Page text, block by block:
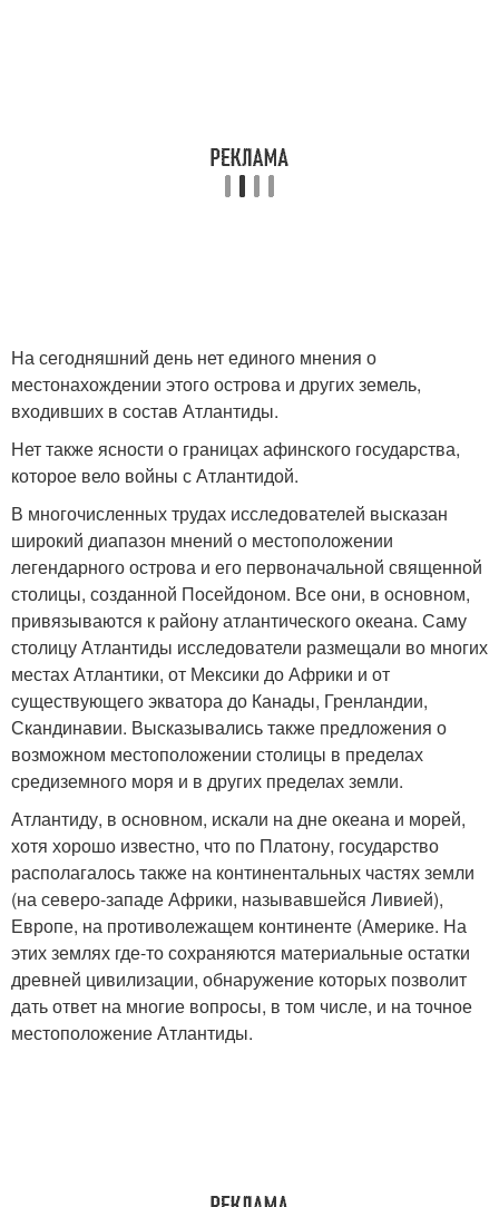
На сегодняшний день нет единого мнения о
местонахождении этого острова и других земель,
входивших в состав Атлантиды.
Нет также ясности о границах афинского государства,
которое вело войны с Атлантидой.
В многочисленных трудах исследователей высказан
широкий диапазон мнений о местоположении
легендарного острова и его первоначальной священной
столицы, созданной Посейдоном. Все они, в основном,
привязываются к району атлантического океана. Саму
столицу Атлантиды исследователи размещали во многих
местах Атлантики, от Мексики до Африки и от
существующего экватора до Канады, Гренландии,
Скандинавии. Высказывались также предложения о
возможном местоположении столицы в пределах
средиземного моря и в других пределах земли.
Атлантиду, в основном, искали на дне океана и морей,
хотя хорошо известно, что по Платону, государство
располагалось также на континентальных частях земли
(на северо-западе Африки, называвшейся Ливией),
Европе, на противолежащем континенте (Америке. На
этих землях где-то сохраняются материальные остатки
древней цивилизации, обнаружение которых позволит
дать ответ на многие вопросы, в том числе, и на точное
местоположение Атлантиды.